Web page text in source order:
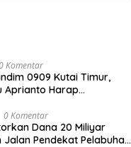
Komentar
0909 Kutai Timur,
Aprianto Harap
0 Komentar
Dana 20 Miliyar
Jalan Pendekat Pelabuhan